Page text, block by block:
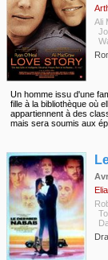
Ali
Un homme issu d'une
fille à la bibliothèque où
appartiennent à des
mais sera soumis aux